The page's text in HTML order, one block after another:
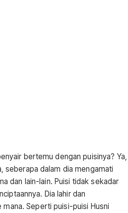
bertemu dengan puisinya? Ya,
seberapa dalam dia mengamati
dan lain-lain. Puisi tidak sekadar
Dia lahir dan
Seperti puisi-puisi Husni